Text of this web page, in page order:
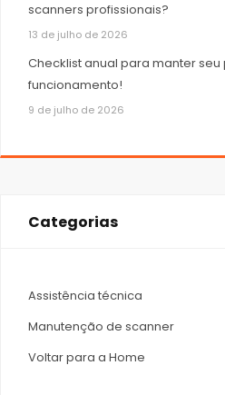
scanners profissionais?
13 de julho de 2026
Checklist anual para manter
funcionamento!
9 de julho de 2026
Categorias
Assistência técnica
Manutenção de scanner
Voltar para a Home